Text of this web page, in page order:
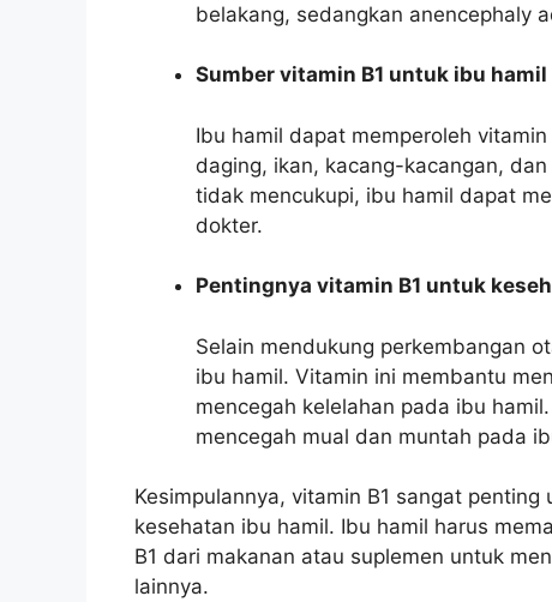
belakang, sedangkan anencephaly
Sumber vitamin B1 untuk ibu hamil
Ibu hamil dapat memperoleh
daging, ikan, kacang-kacangan,
tidak mencukupi, ibu hamil dapat
dokter.
Pentingnya vitamin B1 untuk
Selain mendukung perkembangan
ibu hamil. Vitamin ini membantu
mencegah kelelahan pada ibu
mencegah mual dan muntah pada
Kesimpulannya, vitamin B1 sangat
kesehatan ibu hamil. Ibu hamil harus
B1 dari makanan atau suplemen untuk
lainnya.